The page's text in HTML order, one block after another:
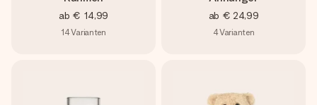
ab € 14,99
14Varianten
ab € 24,99
4Varianten